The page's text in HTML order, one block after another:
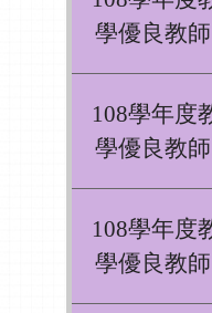
學優良教師
108學年度
學優良教師
108學年度
學優良教師